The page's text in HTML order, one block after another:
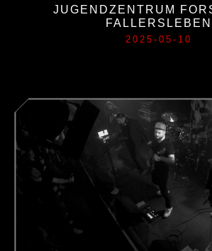
JUGENDZENTRUM
FALLERSLEBEN
2025-05-10